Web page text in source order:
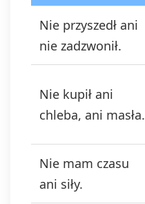
Nie przyszedł ani
nie zadzwonił.
Nie kupił ani
chleba, ani masła.
Nie mam czasu
ani siły.